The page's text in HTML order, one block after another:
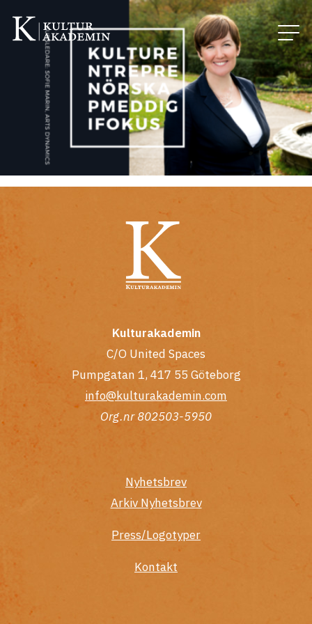
Kulturakademin
C/O United Spaces
Pumpgatan 1, 417 55 Göteborg
info@kulturakademin.com
Org.nr 802503-5950
Nyhetsbrev
Arkiv Nyhetsbrev
Press/Logotyper
Kontakt